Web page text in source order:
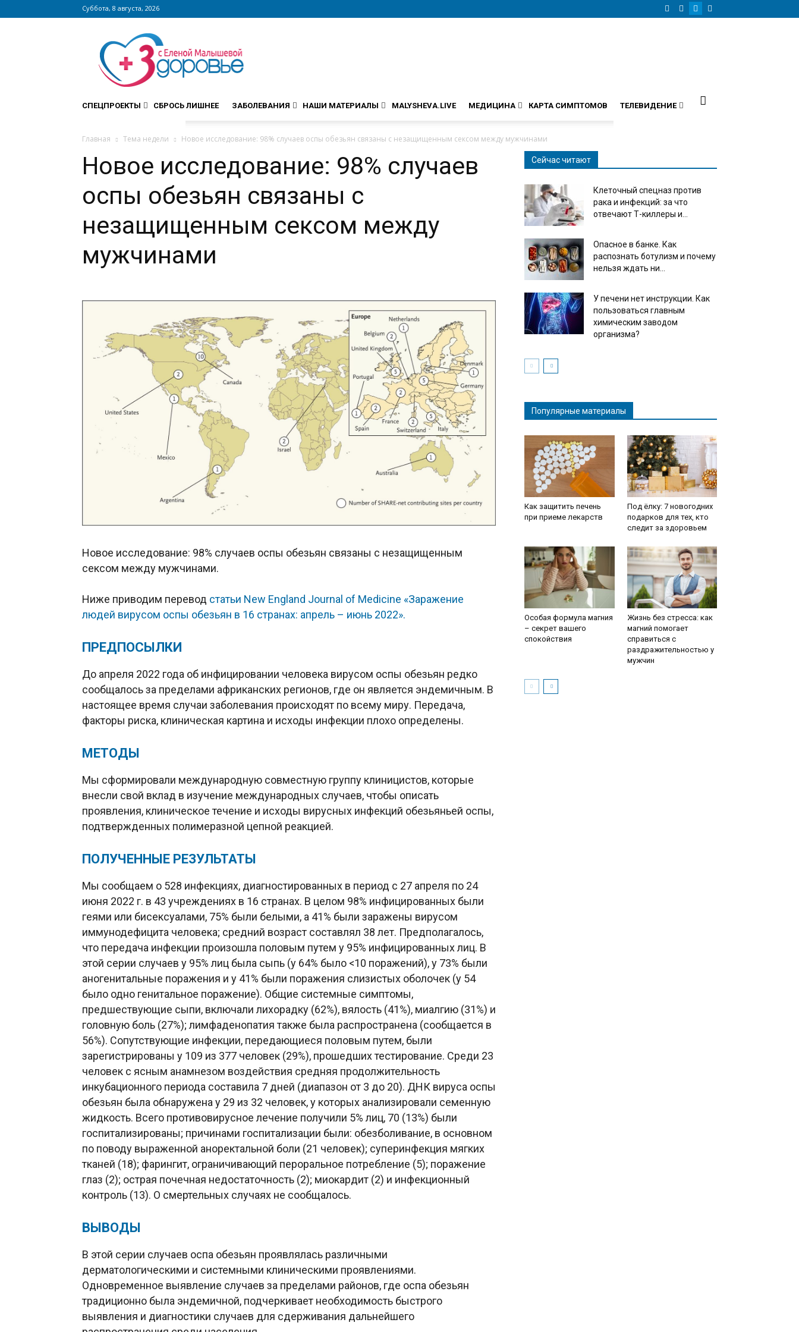
Суббота, 8 августа, 2026
Сайт
zdorovieinfo.ru
крупнейший
медицинский
интернет-
СПЕЦПРОЕКТЫ СБРОСЬ ЛИШНЕЕ ЗАБОЛЕВАНИЯ НАШИ МАТЕРИАЛЫ MALYSHEVA.LIVE МЕДИЦИНА КАРТА СИМПТОМОВ ТЕЛЕВИДЕНИЕ
Главная Тема недели Новое исследование: 98% случаев оспы обезьян связаны с незащищенным сексом между мужчинами
Новое исследование: 98% случаев
оспы обезьян связаны с
незащищенным сексом между
мужчинами
Новое исследование: 98% случаев оспы обезьян связаны с незащищенным
сексом между мужчинами.
Ниже приводим перевод статьи New England Journal of Medicine «Заражение
людей вирусом оспы обезьян в 16 странах: апрель – июнь 2022».
ПРЕДПОСЫЛКИ
До апреля 2022 года об инфицировании человека вирусом оспы обезьян редко
сообщалось за пределами африканских регионов, где он является эндемичным. В
настоящее время случаи заболевания происходят по всему миру. Передача,
факторы риска, клиническая картина и исходы инфекции плохо определены.
МЕТОДЫ
Мы сформировали международную совместную группу клиницистов, которые
внесли свой вклад в изучение международных случаев, чтобы описать
проявления, клиническое течение и исходы вирусных инфекций обезьяньей оспы,
подтвержденных полимеразной цепной реакцией.
ПОЛУЧЕННЫЕ РЕЗУЛЬТАТЫ
Мы сообщаем о 528 инфекциях, диагностированных в период с 27 апреля по 24
июня 2022 г. в 43 учреждениях в 16 странах. В целом 98% инфицированных были
геями или бисексуалами, 75% были белыми, а 41% были заражены вирусом
иммунодефицита человека; средний возраст составлял 38 лет. Предполагалось,
что передача инфекции произошла половым путем у 95% инфицированных лиц. В
этой серии случаев у 95% лиц была сыпь (у 64% было <10 поражений), у 73% были
аногенитальные поражения и у 41% были поражения слизистых оболочек (у 54
было одно генитальное поражение). Общие системные симптомы,
предшествующие сыпи, включали лихорадку (62%), вялость (41%), миалгию (31%) и
головную боль (27%); лимфаденопатия также была распространена (сообщается в
56%). Сопутствующие инфекции, передающиеся половым путем, были
зарегистрированы у 109 из 377 человек (29%), прошедших тестирование. Среди 23
человек с ясным анамнезом воздействия средняя продолжительность
инкубационного периода составила 7 дней (диапазон от 3 до 20). ДНК вируса оспы
обезьян была обнаружена у 29 из 32 человек, у которых анализировали семенную
жидкость. Всего противовирусное лечение получили 5% лиц, 70 (13%) были
госпитализированы; причинами госпитализации были: обезболивание, в основном
по поводу выраженной аноректальной боли (21 человек); суперинфекция мягких
тканей (18); фарингит, ограничивающий пероральное потребление (5); поражение
глаз (2); острая почечная недостаточность (2); миокардит (2) и инфекционный
контроль (13). О смертельных случаях не сообщалось.
ВЫВОДЫ
В этой серии случаев оспа обезьян проявлялась различными
дерматологическими и системными клиническими проявлениями.
Одновременное выявление случаев за пределами районов, где оспа обезьян
традиционно была эндемичной, подчеркивает необходимость быстрого
выявления и диагностики случаев для сдерживания дальнейшего
Сейчас читают
Клеточный спецназ против
рака и инфекций: за что
отвечают Т-киллеры и...
Опасное в банке. Как
распознать ботулизм и почему
нельзя ждать ни...
У печени нет инструкции. Как
пользоваться главным
химическим заводом
организма?
Популярные материалы
Как защитить печень
при приеме лекарств
Под ёлку: 7 новогодних
подарков для тех, кто
следит за здоровьем
Особая формула магния
– секрет вашего
спокойствия
Жизнь без стресса: как
магний помогает
справиться с
раздражительностью у
мужчин